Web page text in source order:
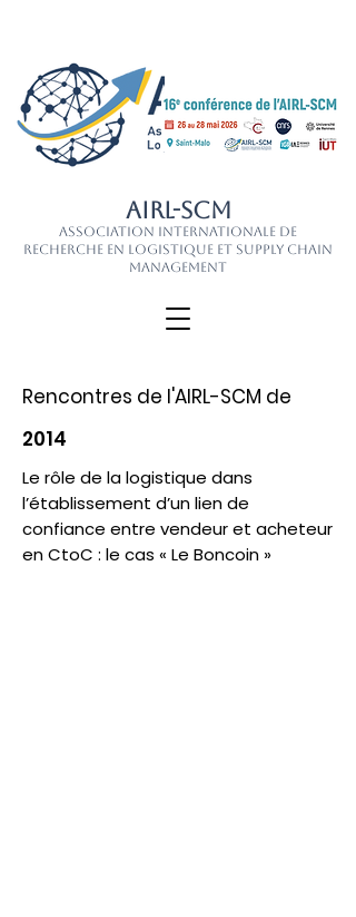
AIRL-SCM
Association Internationale de
Recherche en Logistique et Supply Chain
Management
Rencontres de l'AIRL-SCM de
2014
Le rôle de la logistique dans
l’établissement d’un lien de
confiance entre vendeur et acheteur
en CtoC : le cas « Le Boncoin »